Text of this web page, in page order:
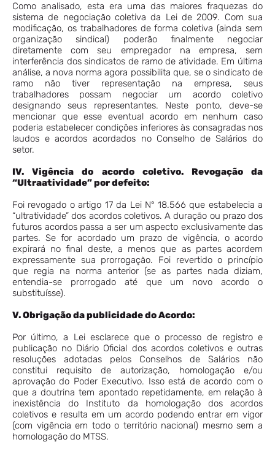
Como analisado, esta era uma das maiores fraquezas do
sistema de negociação coletiva da Lei de 2009. Com sua
modificação, os trabalhadores de forma coletiva (ainda sem
organização sindical) poderão finalmente negociar
diretamente com seu empregador na empresa, sem
interferência dos sindicatos de ramo de atividade. Em última
análise, a nova norma agora possibilita que, se o sindicato de
ramo não tiver representação na empresa, seus
trabalhadores possam negociar um acordo coletivo
designando seus representantes. Neste ponto, deve-se
mencionar que esse eventual acordo em nenhum caso
poderia estabelecer condições inferiores às consagradas nos
laudos e acordos acordados no Conselho de Salários do
setor.
IV. Vigência do acordo coletivo. Revogação da
“Ultraatividade” por defeito:
Foi revogado o artigo 17 da Lei Nº 18.566 que estabelecia a
“ultratividade” dos acordos coletivos. A duração ou prazo dos
futuros acordos passa a ser um aspecto exclusivamente das
partes. Se for acordado um prazo de vigência, o acordo
expirará no final deste, a menos que as partes acordem
expressamente sua prorrogação. Foi revertido o princípio
que regia na norma anterior (se as partes nada diziam,
entendia-se prorrogado até que um novo acordo o
substituísse).
V. Obrigação da publicidade do Acordo:
Por último, a Lei esclarece que o processo de registro e
publicação no Diário Oficial dos acordos coletivos e outras
resoluções adotadas pelos Conselhos de Salários não
constitui requisito de autorização, homologação e/ou
aprovação do Poder Executivo. Isso está de acordo com o
que a doutrina tem apontado repetidamente, em relação à
inexistência do Instituto da homologação dos acordos
coletivos e resulta em um acordo podendo entrar em vigor
(com vigência em todo o território nacional) mesmo sem a
homologação do MTSS.